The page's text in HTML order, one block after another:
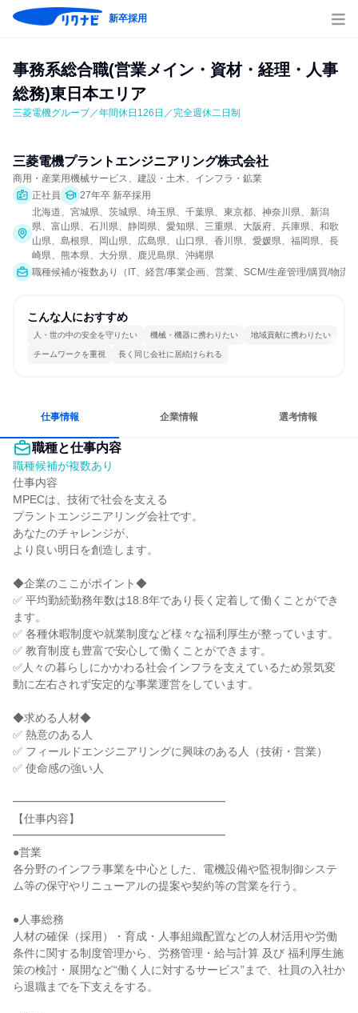
新卒採用
事務系総合職(営業メイン・資材・経理・人事
総務)東日本エリア
三菱電機グループ／年間休日126日／完全週休二日制
三菱電機プラントエンジニアリング株式会社
商用・産業用機械サービス、建設・土木、インフラ・鉱業
正社員
27年卒 新卒採用
北海道、宮城県、茨城県、埼玉県、千葉県、東京都、神奈川県、新潟
県、富山県、石川県、静岡県、愛知県、三重県、大阪府、兵庫県、和歌
山県、島根県、岡山県、広島県、山口県、香川県、愛媛県、福岡県、長
崎県、熊本県、大分県、鹿児島県、沖縄県
職種候補が複数あり（IT、経営/事業企画、営業、SCM/生産管理/購買/物流
こんな人におすすめ
人・世の中の安全を守りたい 機械・機器に携わりたい 地域貢献に携わりたい
チームワークを重視 長く同じ会社に居続けられる
仕事情報 企業情報 選考情報
職種と仕事内容
職種候補が複数あり
仕事内容
MPECは、技術で社会を支える
プラントエンジニアリング会社です。
あなたのチャレンジが、
より良い明日を創造します。
◆企業のここがポイント◆
✅ 平均勤続勤務年数は18.8年であり長く定着して働くことができ
ます。
✅ 各種休暇制度や就業制度など様々な福利厚生が整っています。
✅ 教育制度も豊富で安心して働くことができます。
✅人々の暮らしにかかわる社会インフラを支えているため景気変
動に左右されず安定的な事業運営をしています。
◆求める人材◆
✅ 熱意のある人
✅ フィールドエンジニアリングに興味のある人（技術・営業）
✅ 使命感の強い人
━━━━━━━━━━━━━━━━━━━
【仕事内容】
━━━━━━━━━━━━━━━━━━━
●営業
各分野のインフラ事業を中心とした、電機設備や監視制御システ
ム等の保守やリニューアルの提案や契約等の営業を行う。
●人事総務
人材の確保（採用）・育成・人事組織配置などの人材活用や労働
条件に関する制度管理から、労務管理・給与計算 及び 福利厚生施
策の検討・展開など“働く人に対するサービス”まで、社員の入社か
ら退職までを下支えをする。